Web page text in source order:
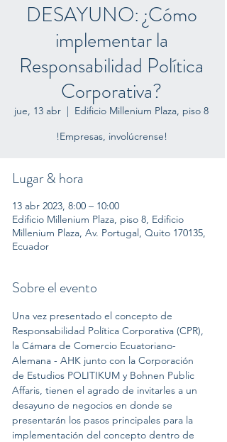
DESAYUNO: ¿Cómo
implementar la
Responsabilidad Política
Corporativa?
jue, 13 abr
  |
Edificio Millenium Plaza, piso 8
!Empresas, involúcrense!
Lugar & hora
13 abr 2023, 8:00 – 10:00
Edificio Millenium Plaza, piso 8, Edificio
Millenium Plaza, Av. Portugal, Quito 170135,
Ecuador
Sobre el evento
Una vez presentado el concepto de
Responsabilidad Política Corporativa (CPR),
la Cámara de Comercio Ecuatoriano-
Alemana - AHK junto con la Corporación
de Estudios POLITIKUM y Bohnen Public
Affaris, tienen el agrado de invitarles a un
desayuno de negocios en donde se
presentarán los pasos principales para la
implementación del concepto dentro de